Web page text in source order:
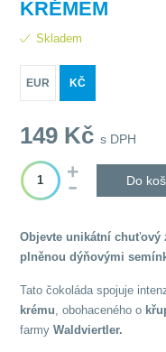
KRÉMEM
Skladem
EUR KČ
149 Kčs DPH
Do
Objevte unikátní chuťový
plněnou dýňovými
Tato čokoláda spojuje
krému, obohaceného o
farmyWaldviertler.